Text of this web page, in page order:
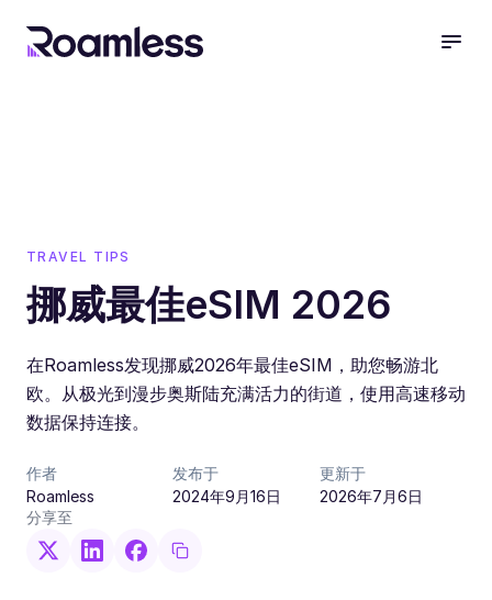
TRAVEL TIPS
挪威最佳eSIM 2026
在Roamless发现挪威2026年最佳eSIM，助您畅游北
欧。从极光到漫步奥斯陆充满活力的街道，使用高速移动
数据保持连接。
作者
Roamless
发布于
2024年9月16日
更新于
2026年7月6日
分享至